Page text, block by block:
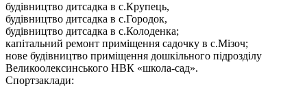
будівництво дитсадка в с.Крупець,
будівництво дитсадка в с.Городок,
будівництво дитсадка в с.Колоденка;
капітальний ремонт приміщення садочку в с.Мізоч;
нове будівництво приміщення дошкільного підрозділу
Великоолексинського НВК «школа-сад».
Спортзаклади: